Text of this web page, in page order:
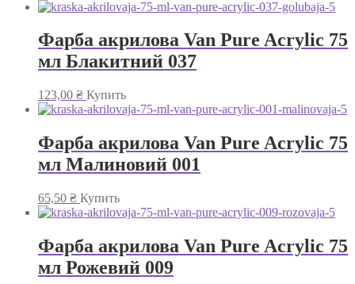
Фарба акрилова Van Pure Acrylic 75
мл Блакитний 037
123,00 ₴ Купить
Фарба акрилова Van Pure Acrylic 75
мл Малиновий 001
65,50 ₴ Купить
Фарба акрилова Van Pure Acrylic 75
мл Рожевий 009